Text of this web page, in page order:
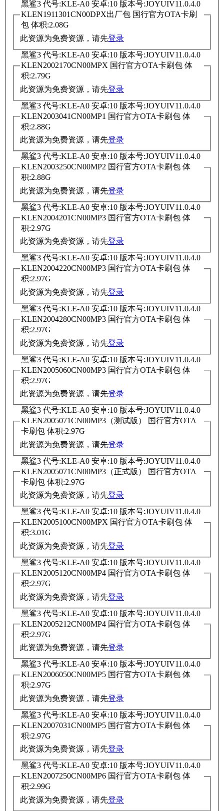
黑鲨3 代号:KLE-A0 安卓:10 版本号:JOYUIV11.0.4.0
KLEN1911301CN00DPX出厂包 国行官方OTA卡刷
包 体积:2.08G
此资源为免费资源，请先登录
黑鲨3 代号:KLE-A0 安卓:10 版本号:JOYUIV11.0.4.0
KLEN2002170CN00MPX 国行官方OTA卡刷包 体
积:2.79G
此资源为免费资源，请先登录
黑鲨3 代号:KLE-A0 安卓:10 版本号:JOYUIV11.0.4.0
KLEN2003041CN00MP1 国行官方OTA卡刷包 体
积:2.88G
此资源为免费资源，请先登录
黑鲨3 代号:KLE-A0 安卓:10 版本号:JOYUIV11.0.4.0
KLEN2003250CN00MP2 国行官方OTA卡刷包 体
积:2.88G
此资源为免费资源，请先登录
黑鲨3 代号:KLE-A0 安卓:10 版本号:JOYUIV11.0.4.0
KLEN2004201CN00MP3 国行官方OTA卡刷包 体
积:2.97G
此资源为免费资源，请先登录
黑鲨3 代号:KLE-A0 安卓:10 版本号:JOYUIV11.0.4.0
KLEN2004220CN00MP3 国行官方OTA卡刷包 体
积:2.97G
此资源为免费资源，请先登录
黑鲨3 代号:KLE-A0 安卓:10 版本号:JOYUIV11.0.4.0
KLEN2004280CN00MP3 国行官方OTA卡刷包 体
积:2.97G
此资源为免费资源，请先登录
黑鲨3 代号:KLE-A0 安卓:10 版本号:JOYUIV11.0.4.0
KLEN2005060CN00MP3 国行官方OTA卡刷包 体
积:2.97G
此资源为免费资源，请先登录
黑鲨3 代号:KLE-A0 安卓:10 版本号:JOYUIV11.0.4.0
KLEN2005071CN00MP3（测试版） 国行官方OTA
卡刷包 体积:2.97G
此资源为免费资源，请先登录
黑鲨3 代号:KLE-A0 安卓:10 版本号:JOYUIV11.0.4.0
KLEN2005071CN00MP3（正式版） 国行官方OTA
卡刷包 体积:2.97G
此资源为免费资源，请先登录
黑鲨3 代号:KLE-A0 安卓:10 版本号:JOYUIV11.0.4.0
KLEN2005100CN00MPX 国行官方OTA卡刷包 体
积:3.01G
此资源为免费资源，请先登录
黑鲨3 代号:KLE-A0 安卓:10 版本号:JOYUIV11.0.4.0
KLEN2005120CN00MP4 国行官方OTA卡刷包 体
积:2.97G
此资源为免费资源，请先登录
黑鲨3 代号:KLE-A0 安卓:10 版本号:JOYUIV11.0.4.0
KLEN2005212CN00MP4 国行官方OTA卡刷包 体
积:2.97G
此资源为免费资源，请先登录
黑鲨3 代号:KLE-A0 安卓:10 版本号:JOYUIV11.0.4.0
KLEN2006050CN00MP5 国行官方OTA卡刷包 体
积:2.97G
此资源为免费资源，请先登录
黑鲨3 代号:KLE-A0 安卓:10 版本号:JOYUIV11.0.4.0
KLEN2007031CN00MP5 国行官方OTA卡刷包 体
积:2.97G
此资源为免费资源，请先登录
黑鲨3 代号:KLE-A0 安卓:10 版本号:JOYUIV11.0.4.0
KLEN2007250CN00MP6 国行官方OTA卡刷包 体
积:2.99G
此资源为免费资源，请先登录